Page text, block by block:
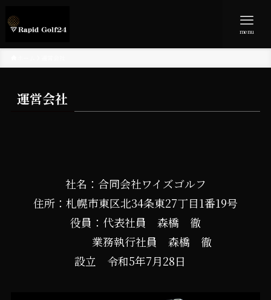
menu
運営会社
社名：合同会社ワイズゴルフ
住所：札幌市東区北34条東27丁目1番19号
役員：代表社員 森橋 徹
業務執行社員 森橋 徹
設立 令和5年7月28日